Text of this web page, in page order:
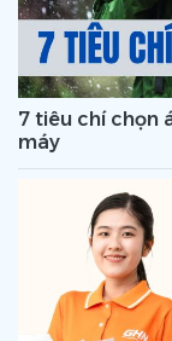
7 tiêu chí chọn
máy